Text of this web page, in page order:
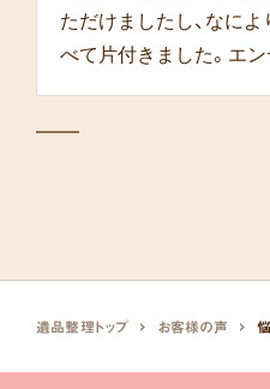
ただけましたし、なに
べて片付きました。エ
遺品整理トップ お客様の声